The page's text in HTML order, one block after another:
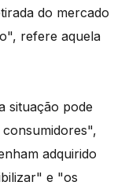
do mercado
refere aquela
situação pode
adquirido
e "os